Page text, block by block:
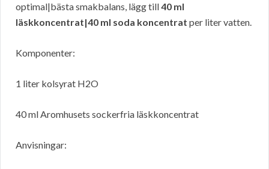
optimal|bästa smakbalans, lägg till40 ml
läskkoncentrat|40 ml soda koncentrat per liter vatten.
Komponenter:
1 liter kolsyrat H2O
40 ml Aromhusets sockerfria läskkoncentrat
Anvisningar: